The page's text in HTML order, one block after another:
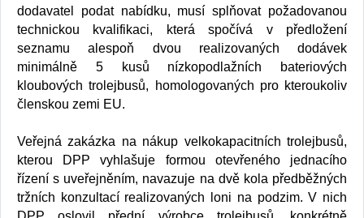
dodavatel podat nabídku, musí splňovat požadovanou
technickou kvalifikaci, která spočívá v předložení
seznamu alespoň dvou realizovaných dodávek
minimálně 5 kusů nízkopodlažních bateriových
kloubových trolejbusů, homologovaných pro kteroukoliv
členskou zemi EU.
Veřejná zakázka na nákup velkokapacitních trolejbusů,
kterou DPP vyhlašuje formou otevřeného jednacího
řízení s uveřejněním, navazuje na dvě kola předběžných
tržních konzultací realizovaných loni na podzim. V nich